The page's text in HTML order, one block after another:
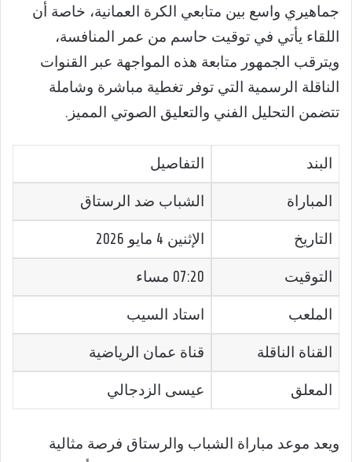
جماهيري واسع بين متابعي الكرة العمانية، خاصة أن
اللقاء يأتي في توقيت حاسم من عمر المنافسة،
ويترقب الجمهور متابعة هذه المواجهة عبر القنوات
الناقلة الرسمية التي توفر تغطية مباشرة وشاملة
تتضمن التحليل الفني والتعليق الصوتي المميز.
البند التفاصيل
المباراة الشباب ضد الرستاق
التاريخ الإثنين 4 مايو 2026
التوقيت 07:20 مساء
الملعب استاد السيب
القناة الناقلة قناة عمان الرياضية
المعلق عيسى الزدجالي
ويعد موعد مباراة الشباب والرستاق فرصة مثالية